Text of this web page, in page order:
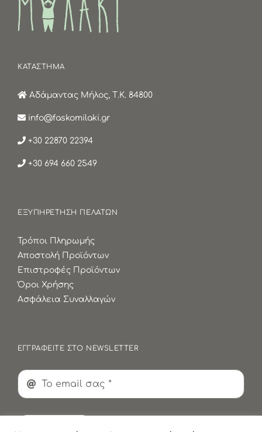
ΚΑΤΑΣΤΗΜΑ
Αδάμαντας Μήλος, Τ.Κ. 84800
info@faskomilaki.gr
+30 22870 22394
+30 694 660 2549
ΕΞΥΠΗΡΕΤΗΣΗ ΠΕΛΑΤΩΝ
Τρόποι Πληρωμής
Αποστολή Προϊόντων
Επιστροφές Προϊόντων
Όροι Χρήσης
Ασφάλεια Συναλλαγών
ΕΓΓΡΑΦΕΙΤΕ ΣΤΟ NEWSLETTER